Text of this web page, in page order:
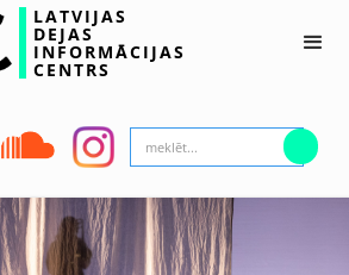
LATVIJAS
DEJAS
INFORMĀCIJAS
CENTRS